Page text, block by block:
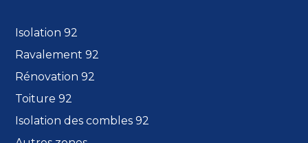
Isolation 92
Ravalement 92
Rénovation 92
Toiture 92
Isolation des combles 92